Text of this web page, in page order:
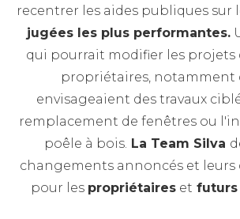
recentrer les aides publiques sur
jugées les plus performantes.
qui pourrait modifier les projets
propriétaires, notamment
envisageaient des travaux
remplacement de fenêtres ou
poêle à bois. La Team Silva
changements annoncés et leurs
pour les propriétaires et futurs